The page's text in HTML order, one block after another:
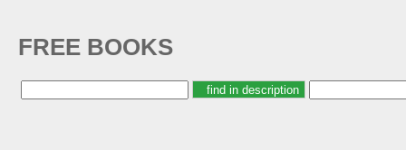
FREE BOOKS